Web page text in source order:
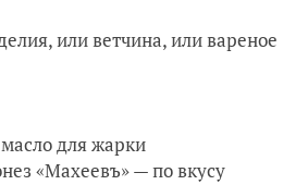
или ветчина, или вареное
для жарки
«Махеевъ» — по вкусу